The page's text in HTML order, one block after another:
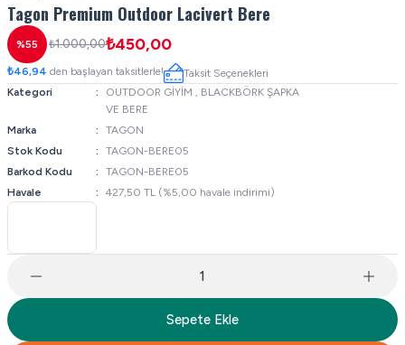
Tagon Premium Outdoor Lacivert Bere
%55 ₺1.000,00₺450,00
₺46,94 den başlayan taksitlerle!
Taksit Seçenekleri
Kategori
OUTDOOR GİYİM , BLACKBÖRK ŞAPKA
VE BERE
Marka
TAGON
Stok Kodu
TAGON-BERE05
Barkod Kodu
TAGON-BERE05
Havale
427,50 TL (%5,00 havale indirimi)
Sepete Ekle